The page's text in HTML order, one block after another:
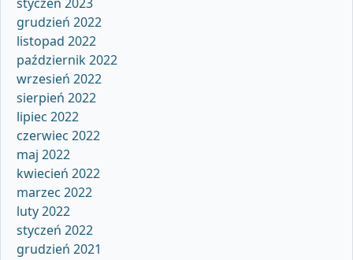
grudzień 2022
listopad 2022
październik 2022
wrzesień 2022
sierpień 2022
lipiec 2022
czerwiec 2022
maj 2022
kwiecień 2022
marzec 2022
luty 2022
styczeń 2022
grudzień 2021